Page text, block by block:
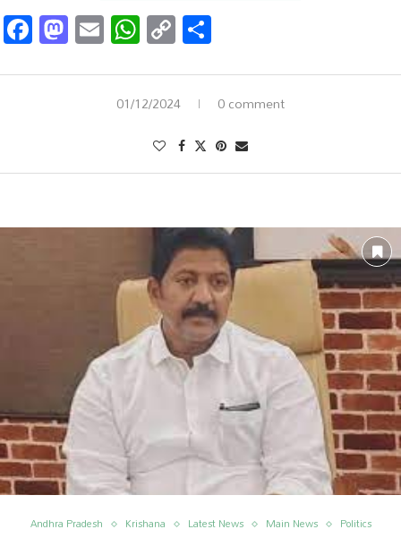
Facebook
Mastodon
EmailWhatsApp
Copy
Link
01/12/2024 0 comment
Andhra Pradesh Krishana Latest News Main News Politics